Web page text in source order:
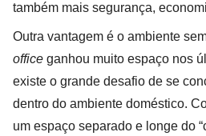
também mais segurança,
Outra vantagem é o ambiente
office ganhou muito espaço nos
existe o grande desafio de se
dentro do ambiente doméstico.
um espaço separado e longe do